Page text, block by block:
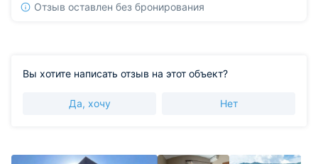
Отзыв оставлен без бронирования
Вы хотите написать отзыв на этот объект?
Да, хочу Нет